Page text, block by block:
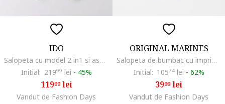
IDO
Salopeta cu model 2 in1 si aspect texturat de catifea, Alb/Verde pal
Initial: 21999 lei - 45%
11999lei
Vandut de Fashion Days
ORIGINAL MARINES
Salopeta de bumbac cu imprimeu grafic, Galben pai/Albastru deschis
Initial: 10574lei - 62%
3999lei
Vandut de Fashion Days